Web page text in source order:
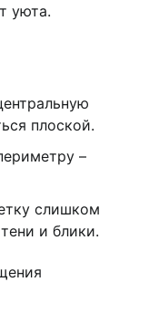
уюта.
плоской.
–
слишком
и блики.